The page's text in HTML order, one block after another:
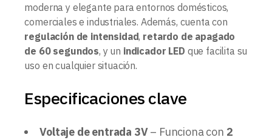
moderna y elegante para entornos domésticos,
comerciales e industriales. Además, cuenta con
regulación de intensidad, retardo de apagado
de 60 segundos, y un indicador LED que facilita su
uso en cualquier situación.
Especificaciones clave
Voltaje de entrada 3V– Funciona con 2